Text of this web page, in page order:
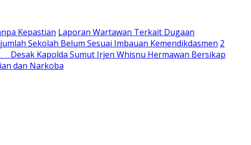
Kepastian Laporan Wartawan Terkait Dugaan
Sekolah Belum Sesuai Imbauan Kemendikdasmen 2
Desak Kapolda Sumut Irjen Whisnu Hermawan Bersikap
dan Narkoba